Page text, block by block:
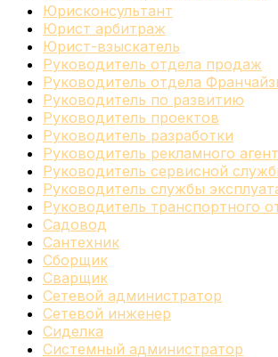
Юрисконсультант
Юрист арбитраж
Юрист-взыскатель
Руководитель отдела продаж
Руководитель отдела
Руководитель по развитию
Руководитель проектов
Руководитель разработки
Руководитель рекламного
Руководитель сервисной
Руководитель службы
Руководитель транспортного
Садовод
Сантехник
Сборщик
Сварщик
Сетевой администратор
Сетевой инженер
Сиделка
Системный администратор